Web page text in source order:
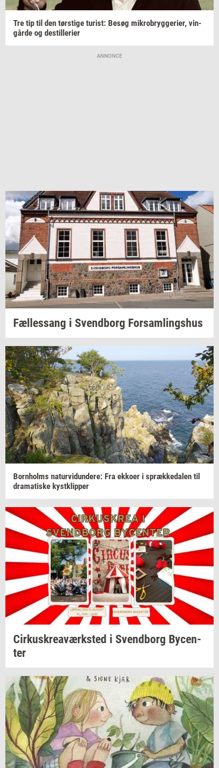
Tre tip til den tørsti­ge turist: Besøg mi­kro­bryg­ge­ri­er, vin­
går­de og destil­le­ri­er
ANNONCE
Fæl­les­sang i Svend­borg For­sam­lings­hus
Born­holms na­tur­vi­dun­de­re: Fra ek­ko­er i spræk­ke­da­len til
dra­ma­ti­ske kyst­klip­per
Cir­kuskrea­værk­sted i Svend­borg By­cen­
ter